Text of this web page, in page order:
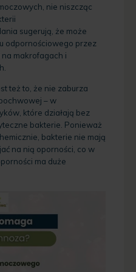
nie niszcząc
sugerują, że może
odpornościowego przez
makrofagach i
też to, że nie zaburza
– w
które działają bez
bakterie. Ponieważ
bakterie nie mają
na nią oporności, co w
ma duże